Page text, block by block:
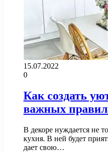
15.07.2022
0
Как создать
важных
В декоре нуждается не
кухня. В ней будет
дает свою…